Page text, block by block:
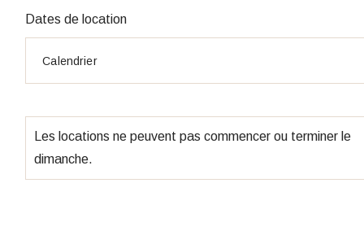
Dates de location
Les locations ne peuvent pas commencer ou terminer le
dimanche.